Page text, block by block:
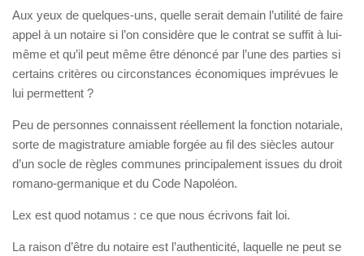
Aux yeux de quelques-uns, quelle serait demain l’utilité de faire
appel à un notaire si l’on considère que le contrat se suffit à lui-
même et qu’il peut même être dénoncé par l’une des parties si
certains critères ou circonstances économiques imprévues le
lui permettent ?
Peu de personnes connaissent réellement la fonction notariale,
sorte de magistrature amiable forgée au fil des siècles autour
d’un socle de règles communes principalement issues du droit
romano-germanique et du Code Napoléon.
Lex est quod notamus : ce que nous écrivons fait loi.
La raison d’être du notaire est l’authenticité, laquelle ne peut se